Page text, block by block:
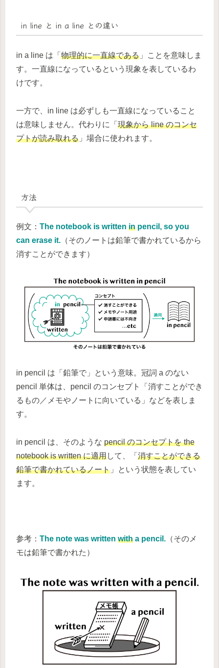
in line と in a line との違い
in a line は「 物理的に一直線である 」ことを意味しま
す。一直線になっているという現象を表しているわ
けです。
一方で、in line は必ずしも一直線になっていること
は意味しません。代わりに「 現象から line のコンセ
プトが読み取れる 」場合に使われます。
方法
例文： The notebook is written in pencil, so you
can erase it. （そのノートは鉛筆で書かれているから
消すことができます）
in pencil は「鉛筆で」という意味。冠詞 a のない
pencil 単体は、pencil のコンセプト「消すことができ
るもの／メモやノートに向いている」などを表しま
す。
in pencil は、そのような pencil のコンセプトを the
notebook is written に適用して、「 消すことができる
鉛筆で書かれているノート 」という状態を表してい
ます。
参考： The note was written with a pencil. （そのメ
モは鉛筆で書かれた）